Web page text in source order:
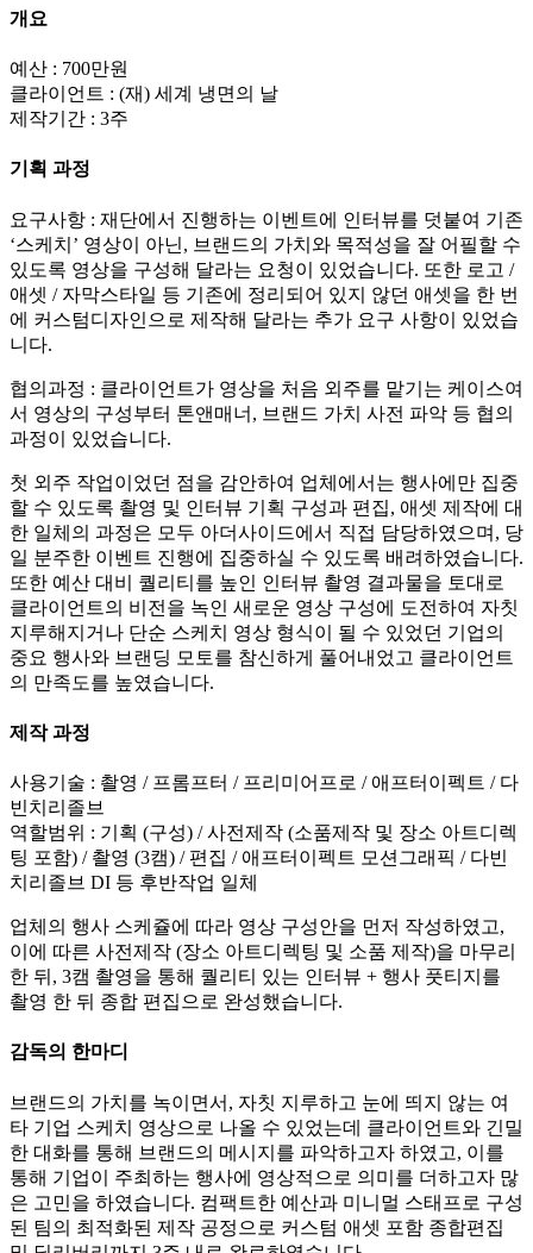
개요
예산 : 700만원
클라이언트 : (재) 세계 냉면의 날
제작기간 : 3주
기획 과정
요구사항 : 재단에서 진행하는 이벤트에 인터뷰를 덧붙여 기존
‘스케치’ 영상이 아닌, 브랜드의 가치와 목적성을 잘 어필할 수
있도록 영상을 구성해 달라는 요청이 있었습니다. 또한 로고 /
애셋 / 자막스타일 등 기존에 정리되어 있지 않던 애셋을 한 번
에 커스텀디자인으로 제작해 달라는 추가 요구 사항이 있었습
니다.
협의과정 : 클라이언트가 영상을 처음 외주를 맡기는 케이스여
서 영상의 구성부터 톤앤매너, 브랜드 가치 사전 파악 등 협의
과정이 있었습니다.
첫 외주 작업이었던 점을 감안하여 업체에서는 행사에만 집중
할 수 있도록 촬영 및 인터뷰 기획 구성과 편집, 애셋 제작에 대
한 일체의 과정은 모두 아더사이드에서 직접 담당하였으며, 당
일 분주한 이벤트 진행에 집중하실 수 있도록 배려하였습니다.
또한 예산 대비 퀄리티를 높인 인터뷰 촬영 결과물을 토대로
클라이언트의 비전을 녹인 새로운 영상 구성에 도전하여 자칫
지루해지거나 단순 스케치 영상 형식이 될 수 있었던 기업의
중요 행사와 브랜딩 모토를 참신하게 풀어내었고 클라이언트
의 만족도를 높였습니다.
제작 과정
사용기술 : 촬영 / 프롬프터 / 프리미어프로 / 애프터이펙트 / 다
빈치리졸브
역할범위 : 기획 (구성) / 사전제작 (소품제작 및 장소 아트디렉
팅 포함) / 촬영 (3캠) / 편집 / 애프터이펙트 모션그래픽 / 다빈
치리졸브 DI 등 후반작업 일체
업체의 행사 스케쥴에 따라 영상 구성안을 먼저 작성하였고,
이에 따른 사전제작 (장소 아트디렉팅 및 소품 제작)을 마무리
한 뒤, 3캠 촬영을 통해 퀄리티 있는 인터뷰 + 행사 풋티지를
촬영 한 뒤 종합 편집으로 완성했습니다.
감독의 한마디
브랜드의 가치를 녹이면서, 자칫 지루하고 눈에 띄지 않는 여
타 기업 스케치 영상으로 나올 수 있었는데 클라이언트와 긴밀
한 대화를 통해 브랜드의 메시지를 파악하고자 하였고, 이를
통해 기업이 주최하는 행사에 영상적으로 의미를 더하고자 많
은 고민을 하였습니다. 컴팩트한 예산과 미니멀 스태프로 구성
된 팀의 최적화된 제작 공정으로 커스텀 애셋 포함 종합편집